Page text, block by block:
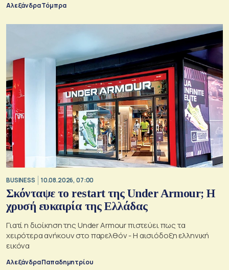
Αλεξάνδρα Τόμπρα
BUSINESS 10.08.2026, 07:00
Σκόνταψε το restart της Under Armour; Η
χρυσή ευκαιρία της Ελλάδας
Γιατί η διοίκηση της Under Armour πιστεύει πως τα
χειρότερα ανήκουν στο παρελθόν - Η αισιόδοξη ελληνική
εικόνα
Αλεξάνδρα Παπαδημητρίου